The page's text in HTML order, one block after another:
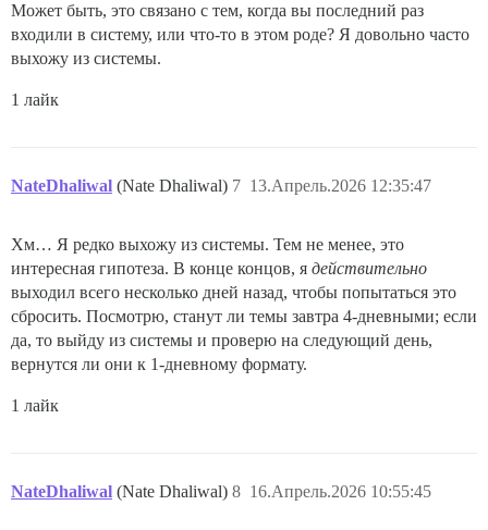
Может быть, это связано с тем, когда вы последний раз
входили в систему, или что-то в этом роде? Я довольно часто
выхожу из системы.
1 лайк
NateDhaliwal (Nate Dhaliwal) 13.Апрель.2026 12:35:47
7
Хм… Я редко выхожу из системы. Тем не менее, это
интересная гипотеза. В конце концов, я действительно
выходил всего несколько дней назад, чтобы попытаться это
сбросить. Посмотрю, станут ли темы завтра 4-дневными; если
да, то выйду из системы и проверю на следующий день,
вернутся ли они к 1-дневному формату.
1 лайк
NateDhaliwal (Nate Dhaliwal) 16.Апрель.2026 10:55:45
8